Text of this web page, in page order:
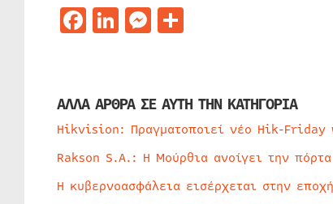
Facebook
LinkedIn
Messenger
Μοιραστείτε
ΑΛΛΑ ΑΡΘΡΑ ΣΕ ΑΥΤΗ ΤΗΝ ΚΑΤΗΓΟΡΙΑ
Hikvision: Πραγματοποιεί νέο Hik-
Rakson S.A.: Η Μούρθια ανοίγει την
Η κυβερνοασφάλεια εισέρχεται στην